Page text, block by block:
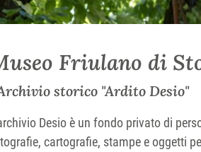
Friulano di
storico "Ardito Desio"
Desio è un fondo privato di
cartografie, stampe e oggetti